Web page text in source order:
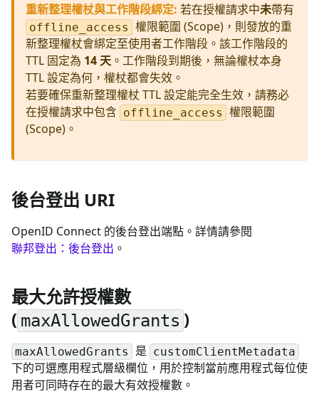
重新整理權杖與工作階段綁定: 若在授權請求中未帶有
offline_access 權限範圍 (Scope)，則發放的重
新整理權杖會綁定至使用者工作階段。該工作階段的
TTL 固定為 14 天 。工作階段到期後，無論權杖本身
TTL 設定為何，權杖都會失效。
若要確保重新整理權杖 TTL 設定能完全生效，請務必
在授權請求中包含 offline_access 權限範圍
(Scope)。
後台登出 URI
OpenID Connect 的後台登出端點。詳情請參閱
聯邦登出：後台登出 。
最大允許授權數
( maxAllowedGrants )
maxAllowedGrants 是 customClientMetadata
下的可選應用程式層級欄位，用於控制當前應用程式每位使
用者可同時存在的最大有效授權數。